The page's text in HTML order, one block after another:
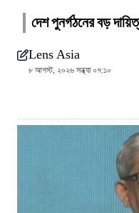
দেশ পুনর্গঠনের বড়
Lens Asia
৮ আগস্ট, ২০২৬ সন্ধ্যা ০৭:১০